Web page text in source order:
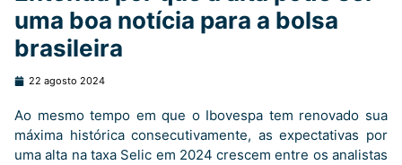
uma boa notícia para a bolsa
brasileira
22 agosto 2024
Ao mesmo tempo em que o Ibovespa tem renovado sua
máxima histórica consecutivamente, as expectativas por
uma alta na taxa Selic em 2024 crescem entre os analistas